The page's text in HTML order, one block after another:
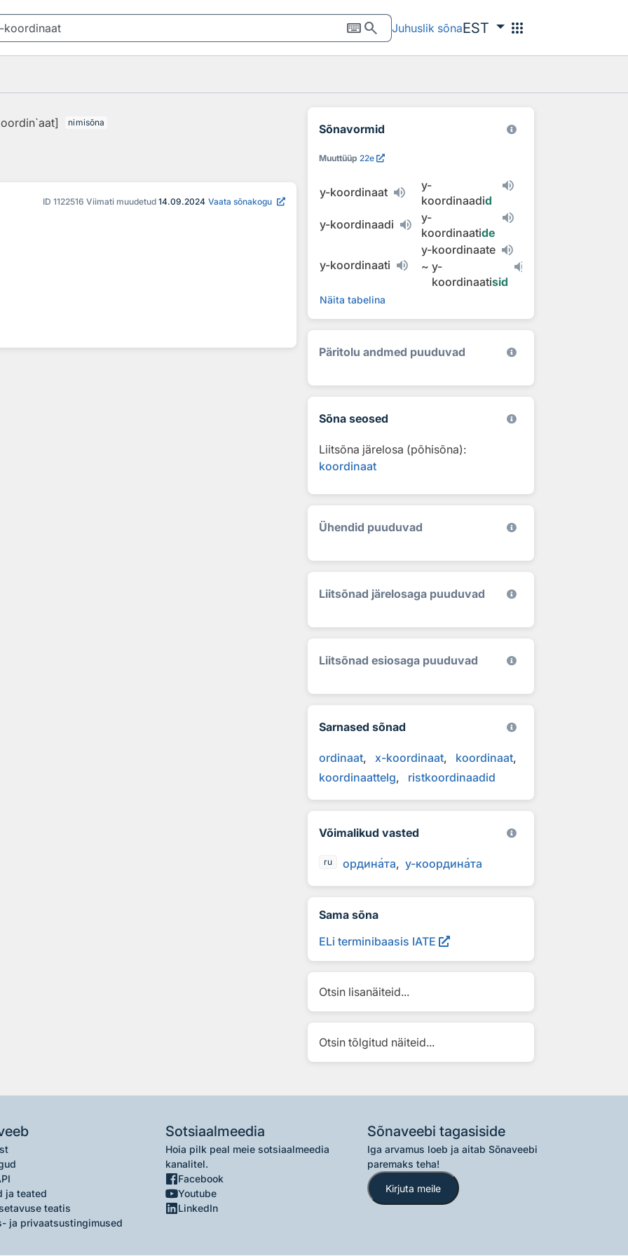
keyboardsearch Juhuslik sõnaEST apps
nimisõna
ID 1122516 Viimati muudetud 14.09.2024 Vaata sõnakogu
Sõnavormid
Muuttüüp 22e
y-koordinaat
y-
koordinaadid
y-koordinaadi
y-
koordinaatide
y-koordinaati
y-koordinaate
~ y-
koordinaatisid
Näita tabelina
Päritolu andmed puuduvad
Sõna seosed
Liitsõna järelosa (põhisõna):
koordinaat
Ühendid puuduvad
Liitsõnad järelosaga puuduvad
Liitsõnad esiosaga puuduvad
Sarnased sõnad
ordinaat x-koordinaat
koordinaat
koordinaattelg
ristkoordinaadid
Võimalikud vasted
ru ордината у-координата
Sama sõna
ELi terminibaasis IATE
Otsin lisanäiteid...
Otsin tõlgitud näiteid...
ja teated
teatis
ja privaatsustingimused
Sotsiaalmeedia
Hoia pilk peal meie sotsiaalmeedia
kanalitel.
Facebook
Youtube
LinkedIn
Sõnaveebi tagasiside
Iga arvamus loeb ja aitab Sõnaveebi
paremaks teha!
Kirjuta meile